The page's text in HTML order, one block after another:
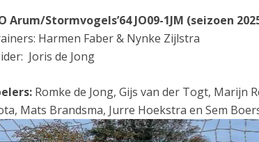
Arum/Stormvogels’64 JO09-1JM (seizoen
Harmen Faber & Nynke Zijlstra
Joris de Jong
Romke de Jong, Gijs van der Togt, Marijn
Mats Brandsma, Jurre Hoekstra en Sem